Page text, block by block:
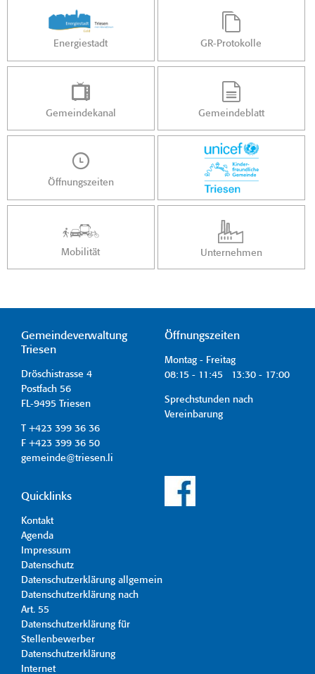
Energiestadt GR-Protokolle
Gemeindekanal Gemeindeblatt
Öffnungszeiten
Mobilität Unternehmen
Gemeindeverwaltung
Triesen
Dröschistrasse 4
Postfach 56
FL-9495 Triesen
T +423 399 36 36
F +423 399 36 50
gemeinde@triesen.li
Öffnungszeiten
Montag - Freitag
08:15 - 11:45 13:30 - 17:00
Sprechstunden nach
Vereinbarung
Quicklinks
Kontakt
Agenda
Impressum
Datenschutz
Datenschutzerklärung allgemein
Datenschutzerklärung nach
Art. 55
Datenschutzerklärung für
Stellenbewerber
Datenschutzerklärung
Internet